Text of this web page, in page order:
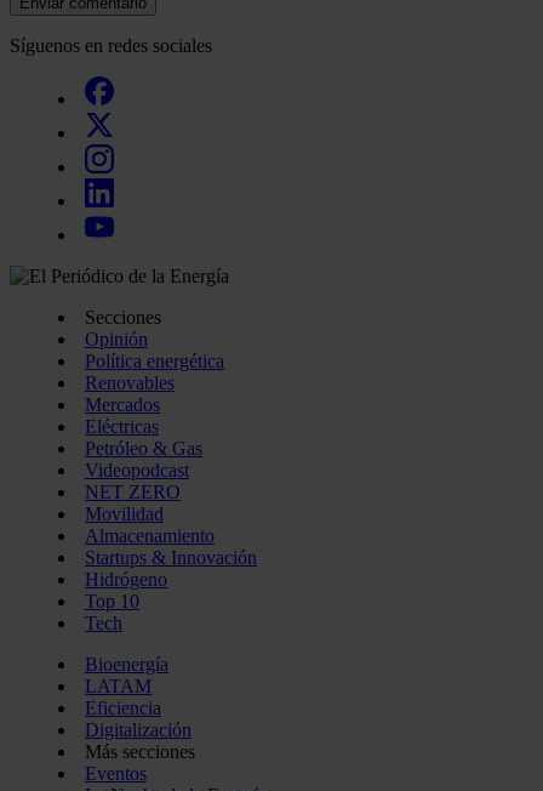
Síguenos en redes sociales
Secciones
Opinión
Política energética
Renovables
Mercados
Eléctricas
Petróleo & Gas
Videopodcast
NET ZERO
Movilidad
Almacenamiento
Startups & Innovación
Hidrógeno
Top 10
Tech
Bioenergía
LATAM
Eficiencia
Digitalización
Más secciones
Eventos